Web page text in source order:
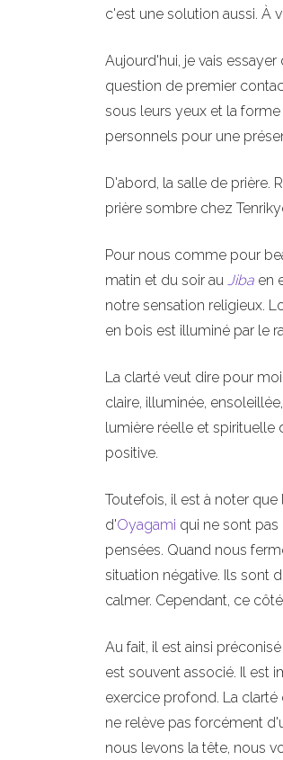
c'est une solution aussi. À
Aujourd'hui, je vais
question de premier
sous leurs yeux et la
personnels pour une
D'abord, la salle de prière.
prière sombre chez
Pour nous comme pour
matin et du soir au Jiba en
notre sensation religieux.
en bois est illuminé par le
La clarté veut dire pour
claire, illuminée,
lumière réelle et spirituelle
positive.
Toutefois, il est à noter
d'Oyagami qui ne sont
pensées. Quand nous
situation négative. Ils sont
calmer. Cependant, ce
Au fait, il est ainsi
est souvent associé. Il est
exercice profond. La
ne relève pas forcément
nous levons la tête, nous